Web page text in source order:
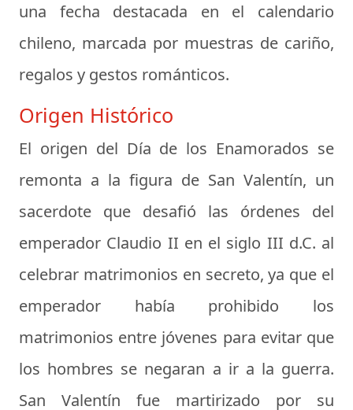
una fecha destacada en el calendario
chileno, marcada por muestras de cariño,
regalos y gestos románticos.
Origen Histórico
El origen del Día de los Enamorados se
remonta a la figura de San Valentín, un
sacerdote que desafió las órdenes del
emperador Claudio II en el siglo III d.C. al
celebrar matrimonios en secreto, ya que el
emperador había prohibido los
matrimonios entre jóvenes para evitar que
los hombres se negaran a ir a la guerra.
San Valentín fue martirizado por su